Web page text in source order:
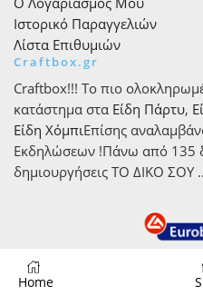
Ιστορικό Παραγγελιών
Λίστα Επιθυμιών
Craftbox.gr
Craftbox!!! Το πιο
κατάστημα στα Είδη Πάρτυ,
Είδη ΧόμπιΕπίσης
Εκδηλώσεων !Πάνω από 135
δημιουργήσεις ΤΟ ΔΙΚΟ ΣΟΥ
Home